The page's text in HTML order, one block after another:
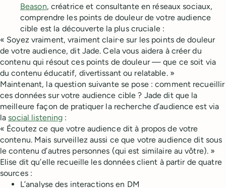
Beason, créatrice et consultante en réseaux sociaux,
comprendre les points de douleur de votre audience
cible est la découverte la plus cruciale :
« Soyez vraiment, vraiment clair·e sur les points de douleur
de votre audience, dit Jade. Cela vous aidera à créer du
contenu qui résout ces points de douleur — que ce soit via
du contenu éducatif, divertissant ou relatable. »
Maintenant, la question suivante se pose : comment recueillir
ces données sur votre audience cible ? Jade dit que la
meilleure façon de pratiquer la recherche d’audience est via
lasocial listening :
« Écoutez ce que votre audience dit à propos de votre
contenu. Mais surveillez aussi ce que votre audience dit sous
le contenu d’autres personnes (qui est similaire au vôtre). »
Elise dit qu’elle recueille les données client à partir de quatre
sources :
L’analyse des interactions en DM